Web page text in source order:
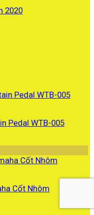
2020
Pedal WTB-005
Cốt Nhôm